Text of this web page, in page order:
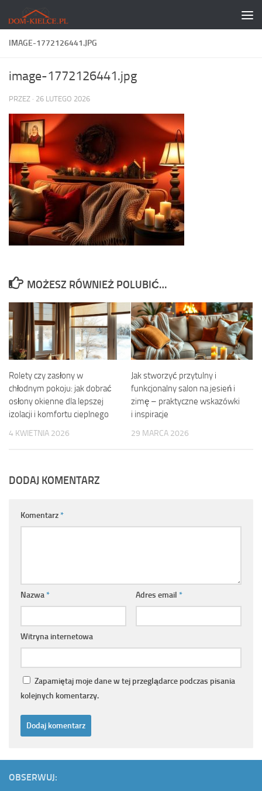
Skip to content
IMAGE-1772126441.JPG
image-1772126441.jpg
PRZEZ · 26 LUTEGO 2026
MOŻESZ RÓWNIEŻ POLUBIĆ…
Rolety czy zasłony w
chłodnym pokoju: jak dobrać
osłony okienne dla lepszej
izolacji i komfortu cieplnego
4 KWIETNIA 2026
Jak stworzyć przytulny i
funkcjonalny salon na jesień i
zimę – praktyczne wskazówki
i inspiracje
29 MARCA 2026
DODAJ KOMENTARZ
Komentarz*
Nazwa* Adres email *
Witryna internetowa
Zapamiętaj moje dane w tej przeglądarce podczas pisania
kolejnych komentarzy.
OBSERWUJ: